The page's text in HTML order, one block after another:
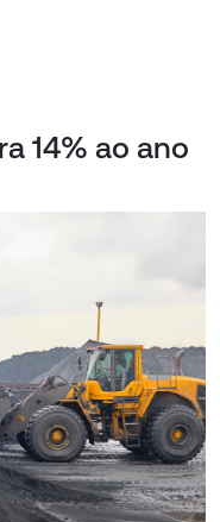
14% ao ano